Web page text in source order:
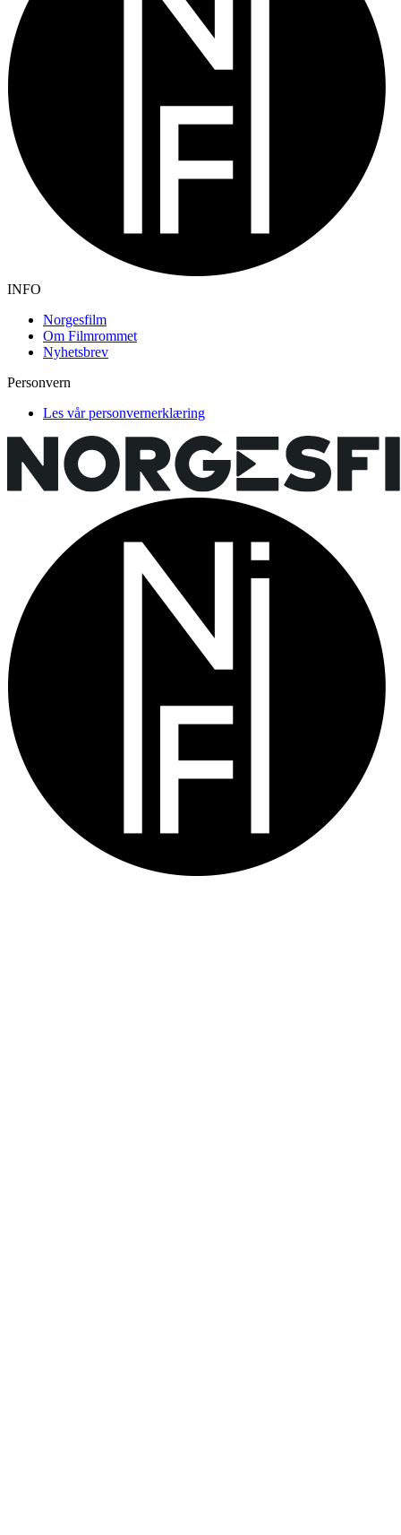
INFO
Norgesfilm
Om Filmrommet
Nyhetsbrev
Personvern
Les vår personvernerklæring